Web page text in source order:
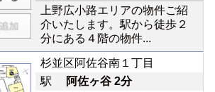
上野広小路エリアの物件ご紹
介いたします。駅から徒歩２
分にある４階の物件...
杉並区阿佐谷南１丁目
駅
阿佐ヶ谷 2分